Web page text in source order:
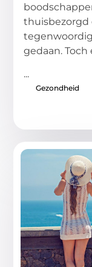
thuisbezorgd
gedaan.
...
Gezondheid